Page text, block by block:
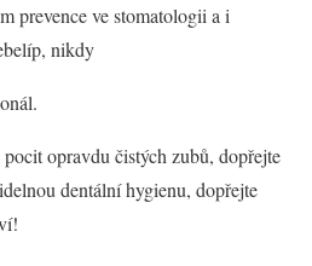
prevence ve stomatologii a i
nikdy
opravdu čistých zubů, dopřejte
dentální hygienu, dopřejte